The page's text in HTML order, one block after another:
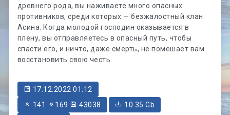
древнего рода, вы наживаете много опасных
противников, среди которых — безжалостный клан
Асина. Когда молодой господин оказывается в
плену, вы отправляетесь в опасный путь, чтобы
спасти его, и ничто, даже смерть, не помешает вам
восстановить свою честь.
17.12.2022 01:12
141
169 43038
10.35 Gb